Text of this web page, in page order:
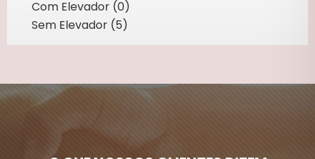
Com Elevador (0)
Sem Elevador (5)